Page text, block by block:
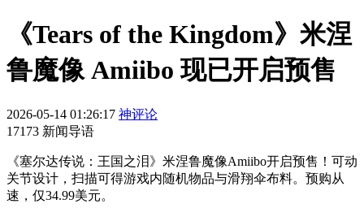
《Tears of the Kingdom》米涅
鲁魔像 Amiibo 现已开启预售
2026-05-14 01:26:17 神评论
17173 新闻导语
《塞尔达传说：王国之泪》米涅鲁魔像Amiibo开启预售！可动
关节设计，扫描可得游戏内随机物品与滑翔伞布料。预购从
速，仅34.99美元。